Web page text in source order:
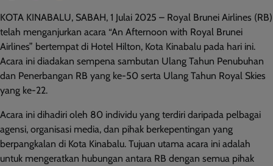
KOTA KINABALU, SABAH, 1 Julai 2025 – Royal Brunei Airlines (RB)
telah menganjurkan acara “An Afternoon with Royal Brunei
Airlines” bertempat di Hotel Hilton, Kota Kinabalu pada hari ini.
Acara ini diadakan sempena sambutan Ulang Tahun Penubuhan
dan Penerbangan RB yang ke-50 serta Ulang Tahun Royal Skies
yang ke-22.
Acara ini dihadiri oleh 80 individu yang terdiri daripada pelbagai
agensi, organisasi media, dan pihak berkepentingan yang
berpangkalan di Kota Kinabalu. Tujuan utama acara ini adalah
untuk mengeratkan hubungan antara RB dengan semua pihak